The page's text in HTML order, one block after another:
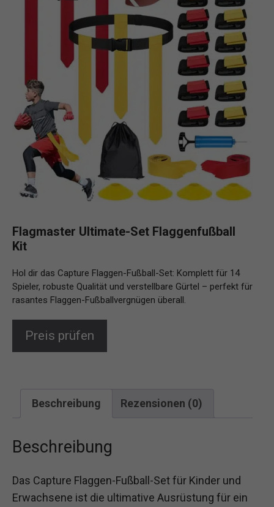
Flagmaster Ultimate-Set Flaggenfußball
Kit
Hol dir das Capture Flaggen-Fußball-Set: Komplett für 14
Spieler, robuste Qualität und verstellbare Gürtel – perfekt für
rasantes Flaggen-Fußballvergnügen überall.
Preis prüfen
Beschreibung Rezensionen (0)
Beschreibung
Das Capture Flaggen-Fußball-Set für Kinder und
Erwachsene ist die ultimative Ausrüstung für ein